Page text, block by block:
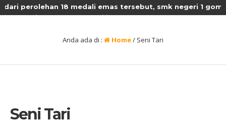
perolehan 18 medali emas tersebut, smk negeri 1
ditetapkan sebagai juara umum lksn-smk dengan
Anda ada di : Home/ Seni Tari
Seni Tari